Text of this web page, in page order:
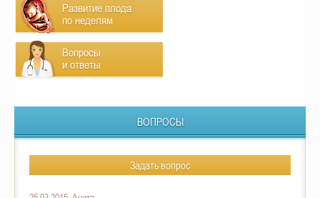
Развитие плода
по неделям
Вопросы
и ответы
ВОПРОСЫ
Задать вопрос